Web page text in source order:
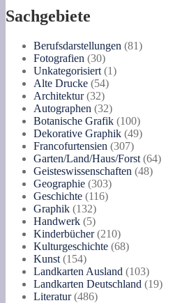
Sachgebiete
Berufsdarstellungen 8181
Fotografien 3030
Produkte
Unkategorisiert 11
Alte Drucke 5454
Architektur 3232
Produkte
Autographen 3232
Produkte
Botanische Grafik 100100
Produkte
Dekorative Graphik 4949
Francofurtensien 307307
Produkte
Garten/Land/Haus/Forst 6464
Geisteswissenschaften 4848
Geographie 303303
Produkte
Geschichte 116116
Graphik 132132
Produkte
Handwerk 55
Produkte
Kinderbücher 210210
Produkte
Kulturgeschichte 6868
Kunst 154154
Produkte
Landkarten Ausland 103103
Produkte
Landkarten Deutschland 1919
Literatur 486486